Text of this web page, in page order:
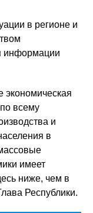
в регионе и
информации
экономическая
всему
и
в
имеет
ниже, чем в
Республики.